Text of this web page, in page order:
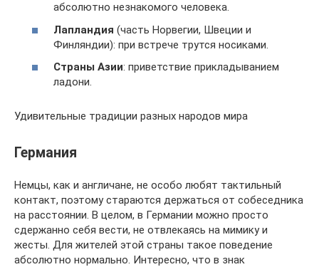
абсолютно незнакомого человека.
Лапландия (часть Норвегии, Швеции и
Финляндии): при встрече трутся носиками.
Страны Азии: приветствие прикладыванием
ладони.
Удивительные традиции разных народов мира
Германия
Немцы, как и англичане, не особо любят тактильный
контакт, поэтому стараются держаться от собеседника
на расстоянии. В целом, в Германии можно просто
сдержанно себя вести, не отвлекаясь на мимику и
жесты. Для жителей этой страны такое поведение
абсолютно нормально. Интересно, что в знак